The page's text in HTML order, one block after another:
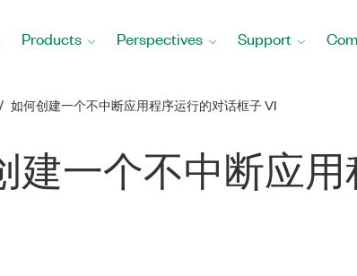
Products Perspectives Support
如何创建一个不中断应用程序运行的对话框子 VI
建一个不中断应